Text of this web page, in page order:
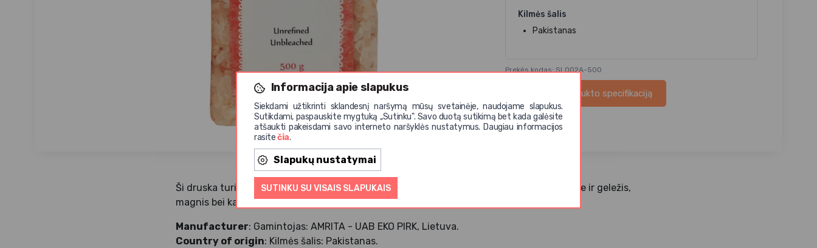
Informacija apie slapukus
Siekdami užtikrinti sklandesnį naršymą mūsų svetainėje, naudojame slapukus.
Sutikdami, paspauskite mygtuką ,,Sutinku". Savo duotą sutikimą bet kada galėsite
atšaukti pakeisdami savo interneto naršyklės nustatymus. Daugiau informacijos
rasitečia.
Slapukų nustatymai
SUTINKU SU VISAIS SLAPUKAIS
Kilmės šalis
Pakistanas
Prekės kodas: SL002A-500
Atsisiųsti produkto specifikaciją
Ši druska turi daug mikroelementų. Raudoną spalvą druskai suteikia mineralai (tame tarpe ir geležis,
magnis bei kalis).
Manufacturer: Gamintojas: AMRITA - UAB EKO PIRK, Lietuva.
Country of origin: Kilmės šalis: Pakistanas.